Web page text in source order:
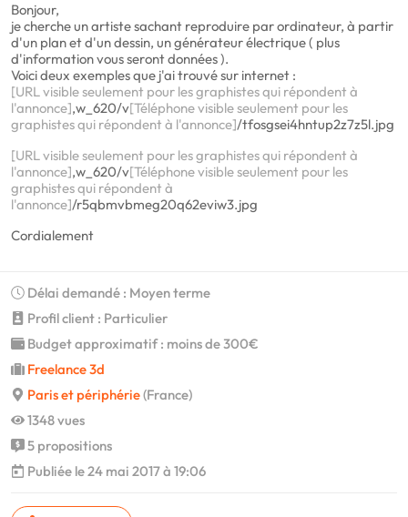
Bonjour,
je cherche un artiste sachant reproduire par ordinateur, à partir
d'un plan et d'un dessin, un générateur électrique ( plus
d'information vous seront données ).
Voici deux exemples que j'ai trouvé sur internet :
[URL visible seulement pour les graphistes qui répondent à
l'annonce],w_620/v[Téléphone visible seulement pour les
graphistes qui répondent à l'annonce]/tfosgsei4hntup2z7z5l.jpg
[URL visible seulement pour les graphistes qui répondent à
l'annonce],w_620/v[Téléphone visible seulement pour les
graphistes qui répondent à
l'annonce]/r5qbmvbmeg20q62eviw3.jpg
Cordialement
Délai demandé : Moyen terme
Profil client : Particulier
Budget approximatif : moins de 300€
Freelance 3d
Paris et périphérie(France)
1348 vues
5 propositions
Publiée le 24 mai 2017 à 19:06